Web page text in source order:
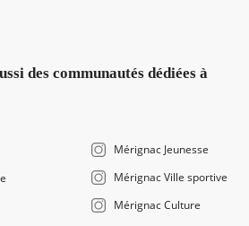
des communautés dédiées à
Mérignac Jeunesse
Mérignac Ville sportive
Mérignac Culture